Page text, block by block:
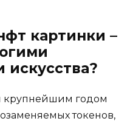
картинки –
крупнейшим годом
токенов,